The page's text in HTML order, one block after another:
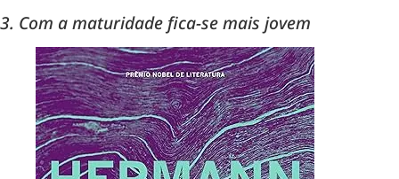
3. Com a maturidade fica-se mais jovem